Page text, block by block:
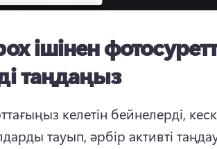
ішінен
таңдаңыз
келетін бейнелерді,
тауып, әрбір активті